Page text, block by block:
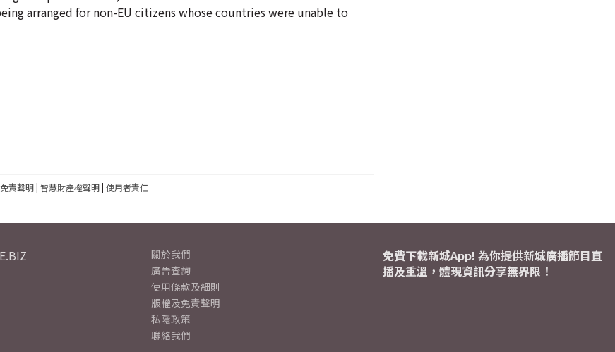
arranged for non-EU citizens whose countries were unable to
責聲明| 智慧財產權聲明| 使用者責任
關於我們
廣告查詢
使用條款及細則
版權及免責聲明
私隱政策
聯絡我們
免費下載新城App! 為你提供新城廣播節目直
播及重溫，體現資訊分享無界限！